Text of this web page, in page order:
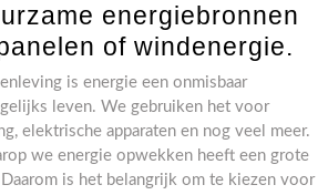
energiebronnen
of windenergie.
is energie een onmisbaar
leven. We gebruiken het voor
elektrische apparaten en nog veel meer.
we energie opwekken heeft een grote
is het belangrijk om te kiezen voor